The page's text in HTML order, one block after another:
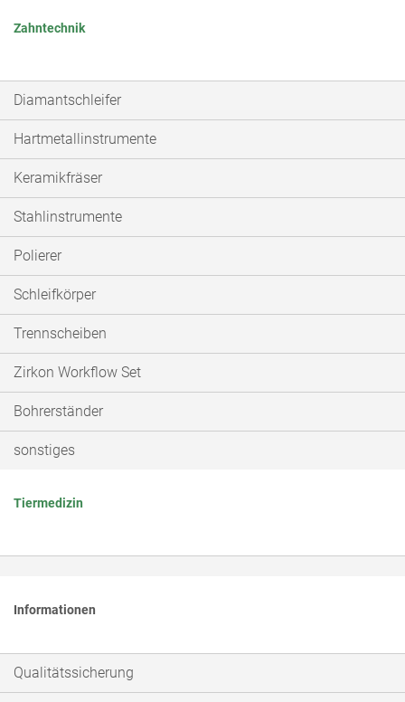
Zahntechnik
Diamantschleifer
Hartmetallinstrumente
Keramikfräser
Stahlinstrumente
Polierer
Schleifkörper
Trennscheiben
Zirkon Workflow Set
Bohrerständer
sonstiges
Tiermedizin
Informationen
Qualitätssicherung